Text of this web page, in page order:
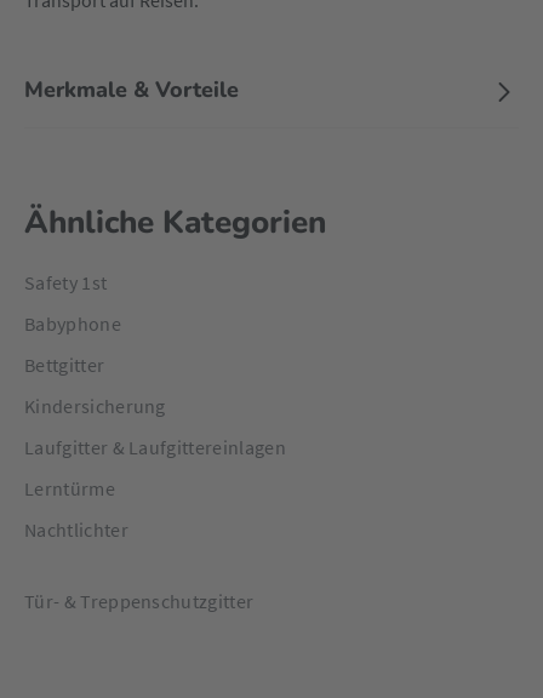
Merkmale & Vorteile
Ähnliche Kategorien
Safety 1st
Babyphone
Bettgitter
Kindersicherung
Laufgitter & Laufgittereinlagen
Lerntürme
Nachtlichter
Tür- & Treppenschutzgitter